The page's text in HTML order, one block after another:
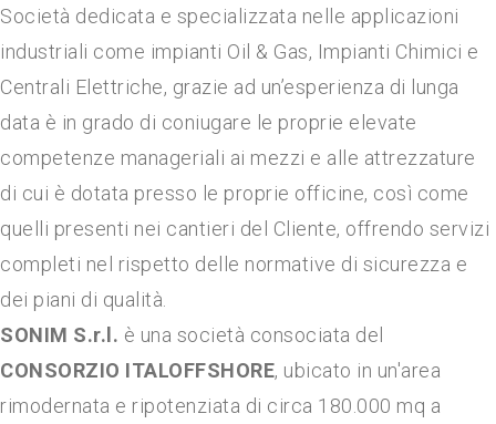
Società dedicata e specializzata nelle applicazioni
industriali come impianti Oil & Gas, Impianti Chimici e
Centrali Elettriche, grazie ad un’esperienza di lunga
data è in grado di coniugare le proprie elevate
competenze manageriali ai mezzi e alle attrezzature
di cui è dotata presso le proprie officine, così come
quelli presenti nei cantieri del Cliente, offrendo servizi
completi nel rispetto delle normative di sicurezza e
dei piani di qualità.
SONIM S.r.l. è una società consociata del
CONSORZIO ITALOFFSHORE, ubicato in un'area
rimodernata e ripotenziata di circa 180.000 mq a